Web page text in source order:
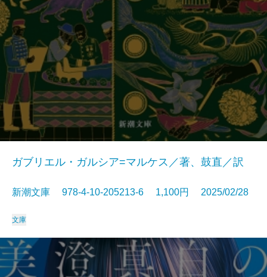
ガブリエル・ガルシア=マルケス／著、鼓直／訳
新潮文庫 978-4-10-205213-6 1,100円 2025/02/28
文庫